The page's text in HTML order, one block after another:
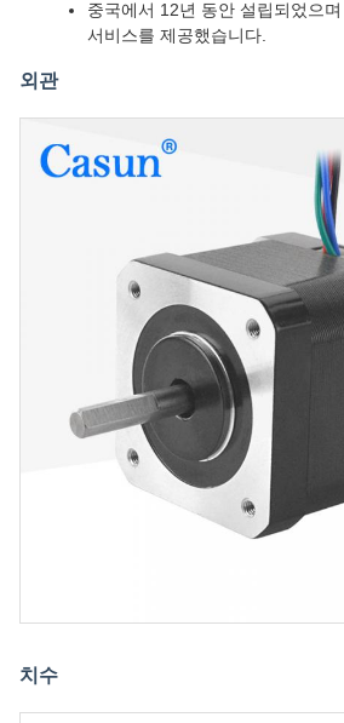
중국에서 12년 동안 설립되었으
서비스를 제공했습니다.
외관
치수